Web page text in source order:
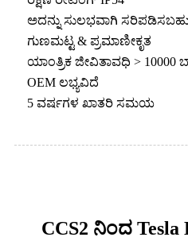
ಅದನ್ನು ಸುಲಭವಾಗಿ
ಗುಣಮಟ್ಟ & ಪ್ರಮಾಣೀಕೃತ
ಯಾಂತ್ರಿಕ ಜೀವಿತಾವಧಿ > 10000
OEM ಲಭ್ಯವಿದೆ
5 ವರ್ಷಗಳ ಖಾತರಿ ಸಮಯ
CCS2 ನಿಂದ